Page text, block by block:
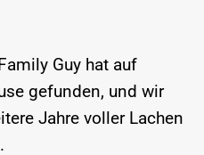
Guy hat auf
gefunden, und wir
Jahre voller Lachen